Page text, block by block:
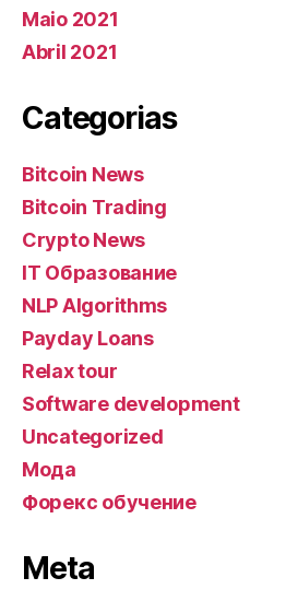
Maio 2021
Abril 2021
Categorias
Bitcoin News
Bitcoin Trading
Crypto News
IT Образование
NLP Algorithms
Payday Loans
Relax tour
Software development
Uncategorized
Мода
Форекс обучение
Meta